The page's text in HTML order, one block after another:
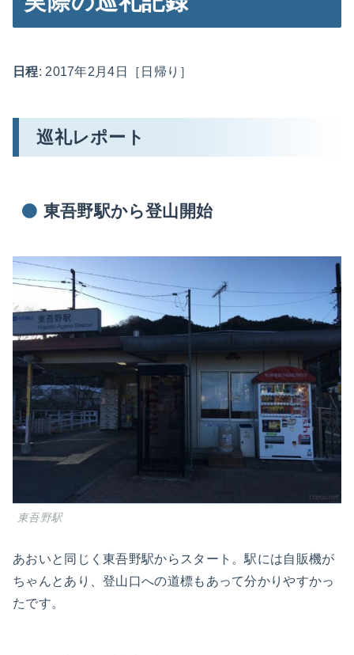
日程: 2017年2月4日［日帰り］
巡礼レポート
東吾野駅から登山開始
東吾野駅
あおいと同じく東吾野駅からスタート。駅には自販機が
ちゃんとあり、登山口への道標もあって分かりやすかっ
たです。